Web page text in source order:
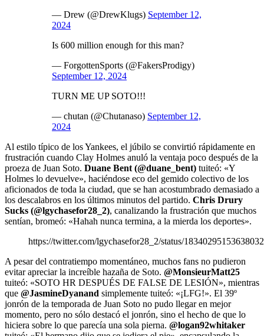
— Drew (@DrewKlugs) September 12,
2024
Is 600 million enough for this man?
— ForgottenSports (@FakersProdigy)
September 12, 2024
TURN ME UP SOTO!!!
— chutan (@Chutanaso) September 12,
2024
Al estilo típico de los Yankees, el júbilo se convirtió rápidamente en
frustración cuando Clay Holmes anuló la ventaja poco después de la
proeza de Juan Soto. Duane Bent (@duane_bent) tuiteó: «Y
Holmes lo devuelve», haciéndose eco del gemido colectivo de los
aficionados de toda la ciudad, que se han acostumbrado demasiado a
los descalabros en los últimos minutos del partido. Chris Drury
Sucks (@lgychasefor28_2), canalizando la frustración que muchos
sentían, bromeó: «Hahah nunca termina, a la mierda los deportes».
https://twitter.com/lgychasefor28_2/status/
A pesar del contratiempo momentáneo, muchos fans no pudieron
evitar apreciar la increíble hazaña de Soto. @MonsieurMatt25
tuiteó: «SOTO HR DESPUÉS DE FALSE DE LESIÓN», mientras
que @JasmineDyanand simplemente tuiteó: «¡LFG!». El 39º
jonrón de la temporada de Juan Soto no pudo llegar en mejor
momento, pero no sólo destacó el jonrón, sino el hecho de que lo
hiciera sobre lo que parecía una sola pierna. @logan92whitaker